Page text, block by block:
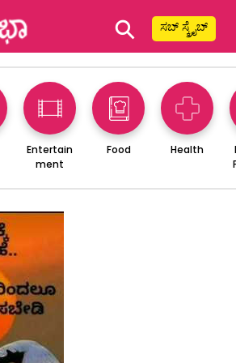
⚲ ಸಬ್ ಸ್ಕ್ರೈಬ್
Entertain
ment
Food Health